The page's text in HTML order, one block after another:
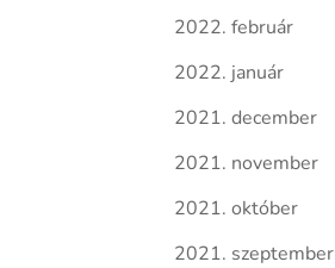
2022. február
2022. január
2021. december
2021. november
2021. október
2021. szeptember